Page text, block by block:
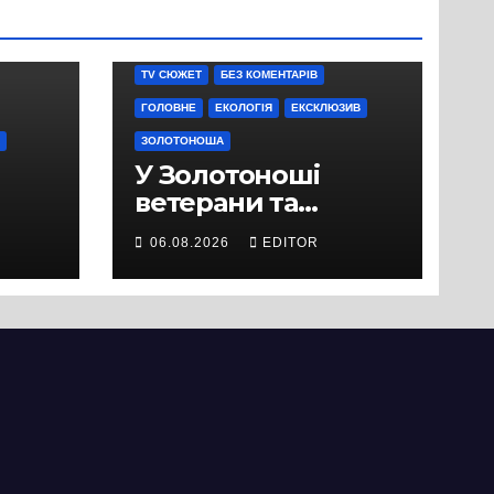
TV СЮЖЕТ БЕЗ КОМЕНТАРІВ
ГОЛОВНЕ ЕКОЛОГІЯ ЕКСКЛЮЗИВ
ЗОЛОТОНОША
У Золотоноші
ветерани та
місцеві жителі
вийшли на
протест до стін
06.08.2026 EDITOR